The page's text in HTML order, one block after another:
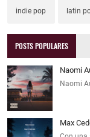
indie pop latin
POSTS POPULARES
Naomi
Naomi
Max